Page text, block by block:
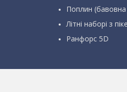
Поплин
Літні наборі з піке
Ранфорс 5D